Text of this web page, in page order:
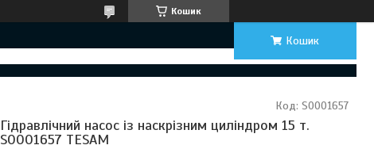
Кошик
Кошик
Гідравлічний насос із наскрізним циліндром 15 т.
S0001657 TESAM
Код: S0001657